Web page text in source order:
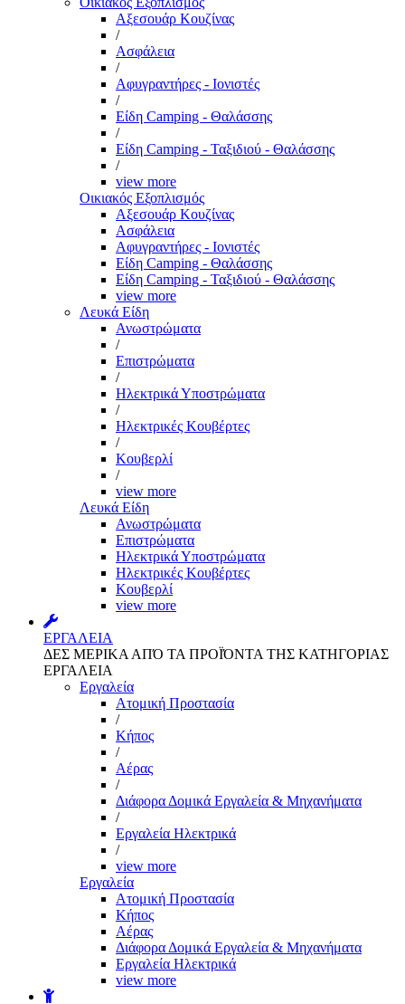
Αξεσουάρ Κουζίνας
/
Ασφάλεια
/
Αφυγραντήρες - Ιονιστές
/
Είδη Camping - Θαλάσσης
/
Είδη Camping - Ταξιδιού - Θαλάσσης
/
view more
Οικιακός Εξοπλισμός
Αξεσουάρ Κουζίνας
Ασφάλεια
Αφυγραντήρες - Ιονιστές
Είδη Camping - Θαλάσσης
Είδη Camping - Ταξιδιού - Θαλάσσης
view more
Λευκά Είδη
Ανωστρώματα
/
Επιστρώματα
/
Ηλεκτρικά Υποστρώματα
/
Ηλεκτρικές Κουβέρτες
/
Κουβερλί
/
view more
Λευκά Είδη
Ανωστρώματα
Επιστρώματα
Ηλεκτρικά Υποστρώματα
Ηλεκτρικές Κουβέρτες
Κουβερλί
view more
ΕΡΓΑΛΕΙΑ
ΔΕΣ ΜΕΡΙΚΑ ΑΠΌ ΤΑ ΠΡΟΪΌΝΤΑ ΤΗΣ ΚΑΤΗΓΟΡΙΑΣ
ΕΡΓΑΛΕΙΑ
Εργαλεία
Aτομική Προστασία
/
Kήπος
/
Αέρας
/
Διάφορα Δομικά Εργαλεία & Μηχανήματα
/
Εργαλεία Ηλεκτρικά
/
view more
Εργαλεία
Aτομική Προστασία
Kήπος
Αέρας
Διάφορα Δομικά Εργαλεία & Μηχανήματα
Εργαλεία Ηλεκτρικά
view more